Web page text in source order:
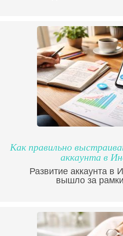
Как правильно
аккаунта в
Развитие аккаунта в
вышло за